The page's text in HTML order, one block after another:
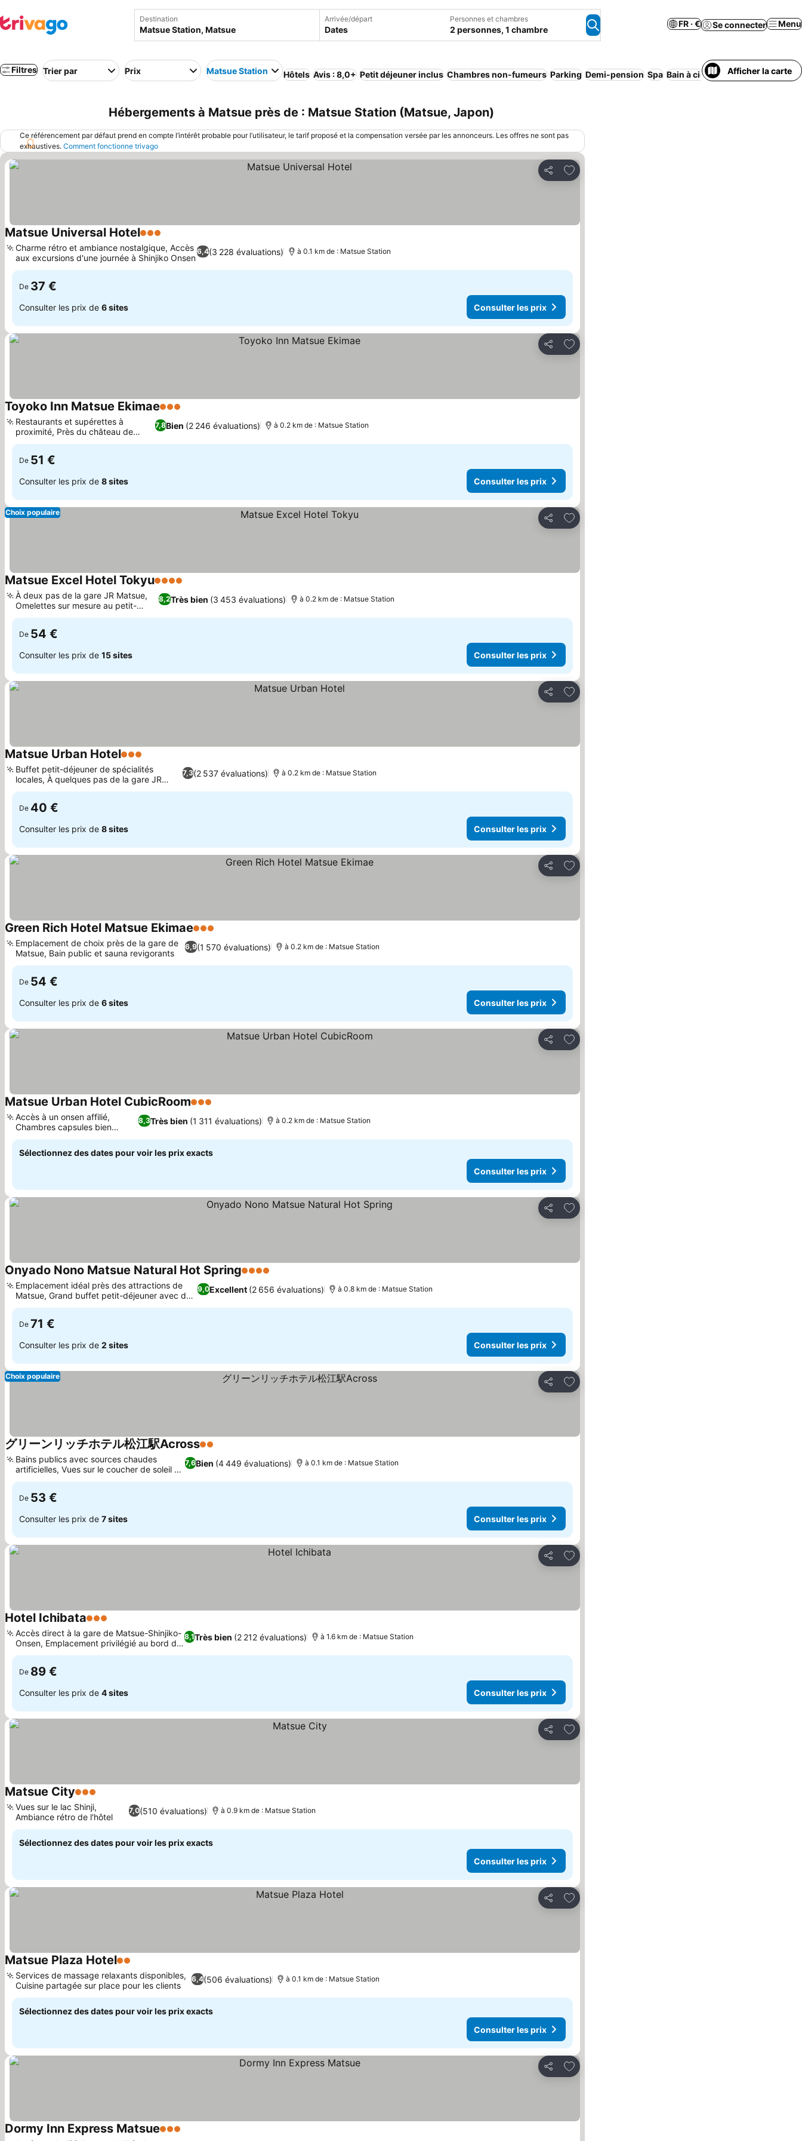
Destination Arrivée/départ
Dates
Personnes et chambres
2 personnes, 1 chambre
FR · € Se connecter Menu
Filtres Trier par Prix Matsue Station Hôtels Avis : 8,0+ Petit déjeuner inclus Chambres non-fumeurs Parking Demi-pension Spa Bain à ciel ouvert Wi-Fi Ryokan
Afficher la carte
Hébergements à Matsue près de : Matsue Station (Matsue, Japon)
Ce référencement par défaut prend en compte l’intérêt probable pour l’utilisateur, le tarif proposé et la compensation versée par les annonceurs. Les offres ne sont pas
exhaustives. Comment fonctionne trivago
Partager
Ajouter à mes favoris
Matsue Universal Hotel3 Étoiles
6,4(3 228 évaluations)
Charme rétro et ambiance nostalgique, Accès
aux excursions d'une journée à Shinjiko Onsen
à 0.1 km de : Matsue Station
De 37 €
Consulter les prix de 6 sites Consulter les prix
Partager
Ajouter à mes favoris
Toyoko Inn Matsue Ekimae3 Étoiles
7,8Bien (2 246 évaluations)
Restaurants et supérettes à
proximité, Près du château de
Matsue
à 0.2 km de : Matsue Station
De 51 €
Consulter les prix de 8 sites Consulter les prix
Partager
Ajouter à mes favoris
Choix populaire
Matsue Excel Hotel Tokyu4 Étoiles
8,2Très bien (3 453 évaluations)
À deux pas de la gare JR Matsue,
Omelettes sur mesure au petit-
déjeuner
à 0.2 km de : Matsue Station
De 54 €
Consulter les prix de 15 sites Consulter les prix
Partager
Ajouter à mes favoris
Matsue Urban Hotel3 Étoiles
7,3(2 537 évaluations)
Buffet petit-déjeuner de spécialités
locales, À quelques pas de la gare JR
Matsue
à 0.2 km de : Matsue Station
De 40 €
Consulter les prix de 8 sites Consulter les prix
Partager
Ajouter à mes favoris
Green Rich Hotel Matsue Ekimae3 Étoiles
6,9(1 570 évaluations)
Emplacement de choix près de la gare de
Matsue, Bain public et sauna revigorants
à 0.2 km de : Matsue Station
De 54 €
Consulter les prix de 6 sites Consulter les prix
Partager
Ajouter à mes favoris
Matsue Urban Hotel CubicRoom3 Étoiles
8,3Très bien (1 311 évaluations)
Accès à un onsen affilié,
Chambres capsules bien
équipées
à 0.2 km de : Matsue Station
Sélectionnez des dates pour voir les prix exacts
Consulter les prix
Partager
Ajouter à mes favoris
Onyado Nono Matsue Natural Hot Spring4 Étoiles
9,0Excellent (2 656 évaluations)
Emplacement idéal près des attractions de
Matsue, Grand buffet petit-déjeuner avec des
spécialités locales
à 0.8 km de : Matsue Station
De 71 €
Consulter les prix de 2 sites Consulter les prix
Partager
Ajouter à mes favoris
Choix populaire
グリーンリッチホテル松江駅Across2 Étoiles
7,6Bien (4 449 évaluations)
Bains publics avec sources chaudes
artificielles, Vues sur le coucher de soleil du
lac Shinji
à 0.1 km de : Matsue Station
De 53 €
Consulter les prix de 7 sites Consulter les prix
Partager
Ajouter à mes favoris
Hotel Ichibata3 Étoiles
8,1Très bien (2 212 évaluations)
Accès direct à la gare de Matsue-Shinjiko-
Onsen, Emplacement privilégié au bord du
lac Shinji
à 1.6 km de : Matsue Station
De 89 €
Consulter les prix de 4 sites Consulter les prix
Partager
Ajouter à mes favoris
Matsue City3 Étoiles
7,0(510 évaluations)
Vues sur le lac Shinji,
Ambiance rétro de l'hôtel
à 0.9 km de : Matsue Station
Sélectionnez des dates pour voir les prix exacts
Consulter les prix
Partager
Ajouter à mes favoris
Matsue Plaza Hotel2 Étoiles
6,4(506 évaluations)
Services de massage relaxants disponibles,
Cuisine partagée sur place pour les clients
à 0.1 km de : Matsue Station
Sélectionnez des dates pour voir les prix exacts
Consulter les prix
Partager
Ajouter à mes favoris
Dormy Inn Express Matsue3 Étoiles